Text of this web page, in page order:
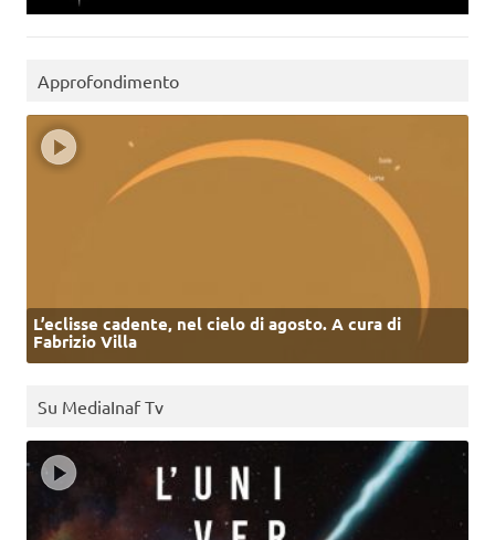
Approfondimento
L’eclisse cadente, nel cielo di agosto. A cura di
Fabrizio Villa
Su MediaInaf Tv